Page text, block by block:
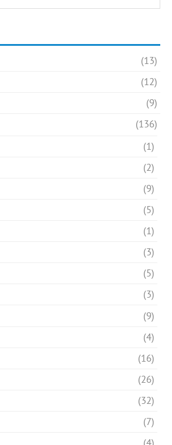
(13)
(12)
(9)
(136)
(1)
(2)
(9)
(5)
(1)
(3)
(5)
(3)
(9)
(4)
(16)
(26)
(32)
(7)